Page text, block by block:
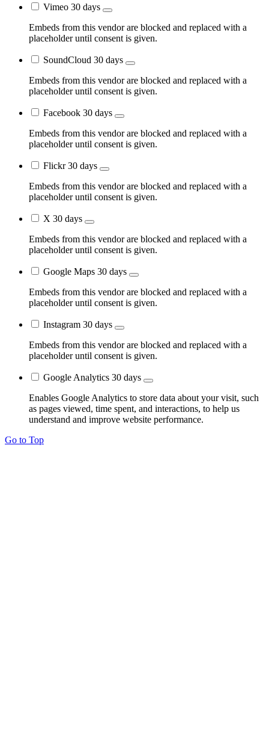
Vimeo 30 days
Embeds from this vendor are blocked and replaced with a
placeholder until consent is given.
SoundCloud 30 days
Embeds from this vendor are blocked and replaced with a
placeholder until consent is given.
Facebook 30 days
Embeds from this vendor are blocked and replaced with a
placeholder until consent is given.
Flickr30 days
Embeds from this vendor are blocked and replaced with a
placeholder until consent is given.
X 30 days
Embeds from this vendor are blocked and replaced with a
placeholder until consent is given.
Google Maps 30 days
Embeds from this vendor are blocked and replaced with a
placeholder until consent is given.
Instagram 30 days
Embeds from this vendor are blocked and replaced with a
placeholder until consent is given.
Google Analytics 30 days
Enables Google Analytics to store data about your visit, such
as pages viewed, time spent, and interactions, to help us
understand and improve website performance.
Go to Top